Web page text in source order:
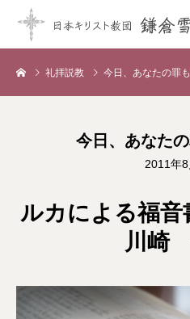
礼拝説教 今日、あなたの罪
今日、あなた
2011年8
ルカによる福音
川崎